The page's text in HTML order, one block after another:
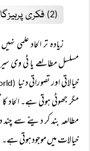
(2) فکری
زیادہ تر الحاد علمی
مسلسل مطالعے یا ٹی
خیالاتی اور تصوراتی دنیا (Imaginary World)
مگر جھوٹی ہوتی ہے۔ الحاد
مطالعہ بند کر دینے سے
خیالات میں موجود ہوتی ہے۔